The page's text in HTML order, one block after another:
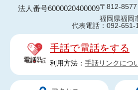
法人番号6000020400009〒812-8577
福岡県福岡
代表電話：092-651-
手話で電話をする
利用方法： 手話リンクにつ